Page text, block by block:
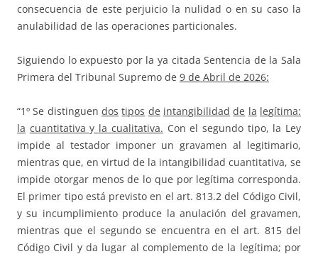
consecuencia de este perjuicio la nulidad o en su caso la
anulabilidad de las operaciones particionales.
Siguiendo lo expuesto por la ya citada Sentencia de la Sala
Primera del Tribunal Supremo de 9 de Abril de 2026:
“1º Se distinguen dos tipos de intangibilidad de la legítima:
la cuantitativa y la cualitativa. Con el segundo tipo, la Ley
impide al testador imponer un gravamen al legitimario,
mientras que, en virtud de la intangibilidad cuantitativa, se
impide otorgar menos de lo que por legítima corresponda.
El primer tipo está previsto en el art. 813.2 del Código Civil,
y su incumplimiento produce la anulación del gravamen,
mientras que el segundo se encuentra en el art. 815 del
Código Civil y da lugar al complemento de la legítima; por